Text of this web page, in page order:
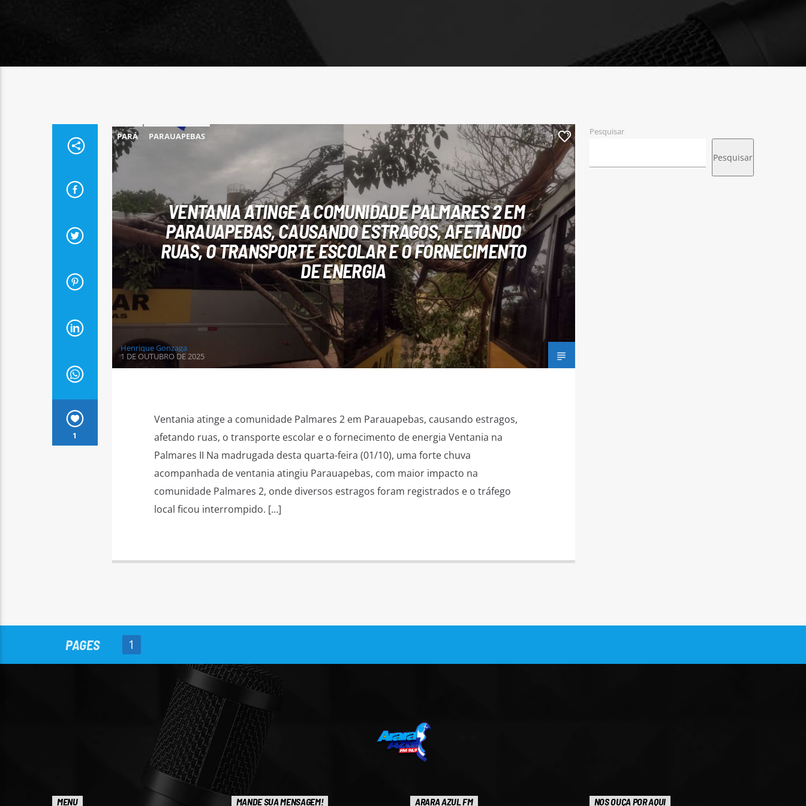
1
PARÁ PARAUAPEBAS 1
VENTANIA ATINGE A COMUNIDADE PALMARES 2 EM
PARAUAPEBAS, CAUSANDO ESTRAGOS, AFETANDO
RUAS, O TRANSPORTE ESCOLAR E O FORNECIMENTO
DE ENERGIA
Henrique Gonzaga
1 DE OUTUBRO DE 2025
Ventania atinge a comunidade Palmares 2 em Parauapebas, causando estragos,
afetando ruas, o transporte escolar e o fornecimento de energia Ventania na
Palmares II Na madrugada desta quarta-feira (01/10), uma forte chuva
acompanhada de ventania atingiu Parauapebas, com maior impacto na
comunidade Palmares 2, onde diversos estragos foram registrados e o tráfego
local ficou interrompido. […]
Pesquisar
Pesquisar
PAGES 1
MENU MANDE SUA MENSAGEM! ARARA AZUL FM NOS OUÇA POR AQUI